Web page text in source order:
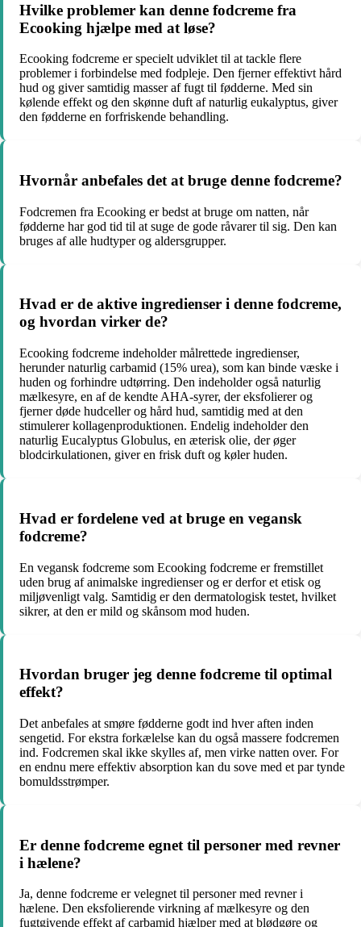
Hvilke problemer kan denne fodcreme fra
Ecooking hjælpe med at løse?
Ecooking fodcreme er specielt udviklet til at tackle flere
problemer i forbindelse med fodpleje. Den fjerner effektivt hård
hud og giver samtidig masser af fugt til fødderne. Med sin
kølende effekt og den skønne duft af naturlig eukalyptus, giver
den fødderne en forfriskende behandling.
Hvornår anbefales det at bruge denne fodcreme?
Fodcremen fra Ecooking er bedst at bruge om natten, når
fødderne har god tid til at suge de gode råvarer til sig. Den kan
bruges af alle hudtyper og aldersgrupper.
Hvad er de aktive ingredienser i denne fodcreme,
og hvordan virker de?
Ecooking fodcreme indeholder målrettede ingredienser,
herunder naturlig carbamid (15% urea), som kan binde væske i
huden og forhindre udtørring. Den indeholder også naturlig
mælkesyre, en af de kendte AHA-syrer, der eksfolierer og
fjerner døde hudceller og hård hud, samtidig med at den
stimulerer kollagenproduktionen. Endelig indeholder den
naturlig Eucalyptus Globulus, en æterisk olie, der øger
blodcirkulationen, giver en frisk duft og køler huden.
Hvad er fordelene ved at bruge en vegansk
fodcreme?
En vegansk fodcreme som Ecooking fodcreme er fremstillet
uden brug af animalske ingredienser og er derfor et etisk og
miljøvenligt valg. Samtidig er den dermatologisk testet, hvilket
sikrer, at den er mild og skånsom mod huden.
Hvordan bruger jeg denne fodcreme til optimal
effekt?
Det anbefales at smøre fødderne godt ind hver aften inden
sengetid. For ekstra forkælelse kan du også massere fodcremen
ind. Fodcremen skal ikke skylles af, men virke natten over. For
en endnu mere effektiv absorption kan du sove med et par tynde
bomuldsstrømper.
Er denne fodcreme egnet til personer med revner
i hælene?
Ja, denne fodcreme er velegnet til personer med revner i
hælene. Den eksfolierende virkning af mælkesyre og den
fugtgivende effekt af carbamid hjælper med at blødgøre og